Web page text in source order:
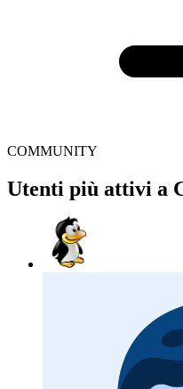
COMMUNITY
Utenti più attivi a